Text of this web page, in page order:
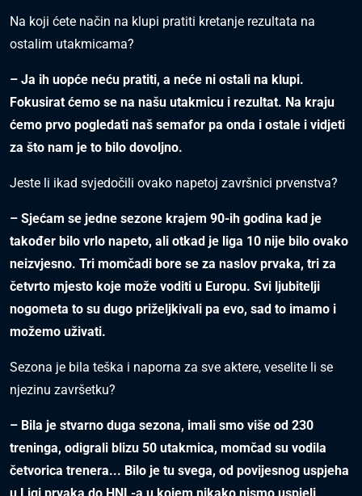
Na koji ćete način na klupi pratiti kretanje rezultata na
ostalim utakmicama?
– Ja ih uopće neću pratiti, a neće ni ostali na klupi.
Fokusirat ćemo se na našu utakmicu i rezultat. Na kraju
ćemo prvo pogledati naš semafor pa onda i ostale i vidjeti
za što nam je to bilo dovoljno.
Jeste li ikad svjedočili ovako napetoj završnici prvenstva?
– Sjećam se jedne sezone krajem 90-ih godina kad je
također bilo vrlo napeto, ali otkad je liga 10 nije bilo ovako
neizvjesno. Tri momčadi bore se za naslov prvaka, tri za
četvrto mjesto koje može voditi u Europu. Svi ljubitelji
nogometa to su dugo priželjkivali pa evo, sad to imamo i
možemo uživati.
Sezona je bila teška i naporna za sve aktere, veselite li se
njezinu završetku?
– Bila je stvarno duga sezona, imali smo više od 230
treninga, odigrali blizu 50 utakmica, momčad su vodila
četvorica trenera... Bilo je tu svega, od povijesnog uspjeha